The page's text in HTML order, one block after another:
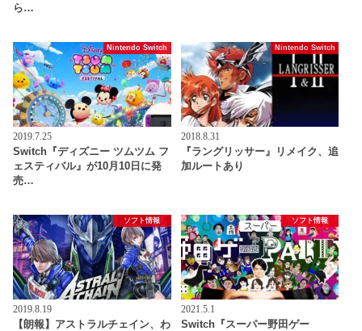
ら…
Nintendo Switch
2019.7.25
Switch『ディズニー ツムツム フ
ェスティバル』が10月10日に発
売…
Nintendo Switch
2018.8.31
『ラングリッサー』リメイク、追
加ルートあり
ソフト情報
2019.8.19
【朗報】アストラルチェイン、わ
ソフト情報
2021.5.1
Switch『スーパー野田ゲー